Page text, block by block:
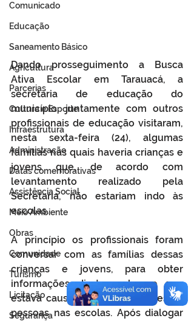
Comunicado
Educação
Saneamento Básico
Agricultura
Parcerias
Cultura e Esporte
Infraestrutura
Administração
Datas comemorativas
Assistência Social
Meio Ambiente
Obras
Comunidade
Turismo
Licitação
Segurança
Dando prosseguimento a Busca
Ativa Escolar em Tarauacá, a
secretaria de educação do
município, juntamente com outros
profissionais de educação visitaram,
nesta sexta-feira (24), algumas
famílias nas quais haveria crianças e
jovens que, de acordo com
levantamento realizado pela
Secretaria, não estariam indo às
escolas.
A princípio os profissionais foram
conversar com as famílias dessas
crianças e jovens, para obter
informações diretas sobre o que
estava causando a ausência dessas
pessoas nas escolas. Após dialogar